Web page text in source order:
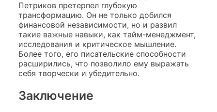
Петриков претерпел глубокую
трансформацию. Он не только добился
финансовой независимости, но и развил
такие важные навыки, как тайм-менеджмент,
исследования и критическое мышление.
Более того, его писательские способности
расширились, что позволило ему выражать
себя творчески и убедительно.
Заключение